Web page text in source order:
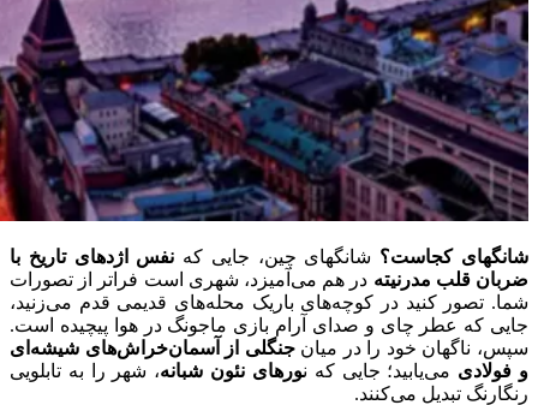
شانگهای کجاست؟ شانگهای چین، جایی که نفس اژدهای تاریخ با
ضربان قلب مدرنیته در هم می‌آمیزد، شهری است فراتر از تصورات
شما. تصور کنید در کوچه‌های باریک محله‌های قدیمی قدم می‌زنید،
جایی که عطر چای و صدای آرام بازی ماجونگ در هوا پیچیده است.
سپس، ناگهان خود را در میانجنگلی از آسمان‌خراش‌های شیشه‌ای
و فولادی می‌یابید؛ جایی که نورهای نئون شبانه، شهر را به تابلویی
رنگارنگ تبدیل می‌کنند.